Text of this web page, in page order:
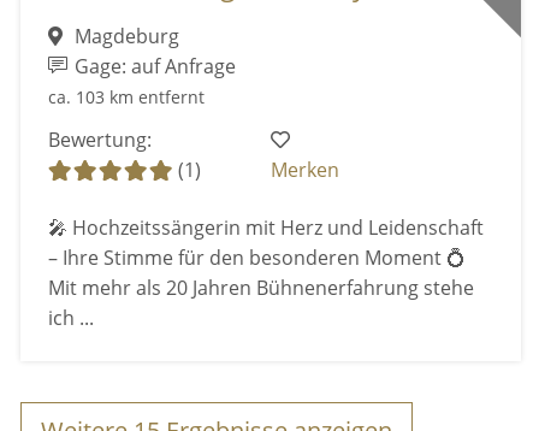
Magdeburg
Gage: auf Anfrage
ca. 103 km entfernt
Bewertung:
(1)
Merken
🎤 Hochzeitssängerin mit Herz und Leidenschaft
– Ihre Stimme für den besonderen Moment 💍
Mit mehr als 20 Jahren Bühnenerfahrung stehe
ich ...